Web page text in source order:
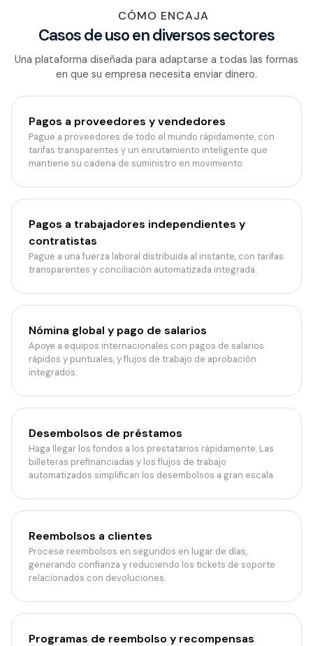
CÓMO ENCAJA
Casos de uso en diversos sectores
Una plataforma diseñada para adaptarse a todas las formas
en que su empresa necesita enviar dinero.
Pagos a proveedores y vendedores
Pague a proveedores de todo el mundo rápidamente, con
tarifas transparentes y un enrutamiento inteligente que
mantiene su cadena de suministro en movimiento.
Pagos a trabajadores independientes y
contratistas
Pague a una fuerza laboral distribuida al instante, con tarifas
transparentes y conciliación automatizada integrada.
Nómina global y pago de salarios
Apoye a equipos internacionales con pagos de salarios
rápidos y puntuales, y flujos de trabajo de aprobación
integrados.
Desembolsos de préstamos
Haga llegar los fondos a los prestatarios rápidamente. Las
billeteras prefinanciadas y los flujos de trabajo
automatizados simplifican los desembolsos a gran escala.
Reembolsos a clientes
Procese reembolsos en segundos en lugar de días,
generando confianza y reduciendo los tickets de soporte
relacionados con devoluciones.
Programas de reembolso y recompensas